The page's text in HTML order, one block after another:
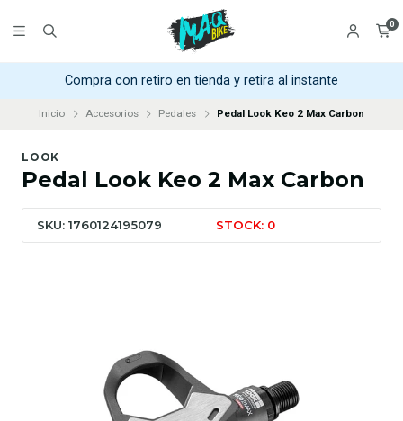
0
Compra con retiro en tienda y retira al instante
Inicio Accesorios Pedales Pedal Look Keo 2 Max Carbon
LOOK
Pedal Look Keo 2 Max Carbon
SKU: 1760124195079 STOCK: 0